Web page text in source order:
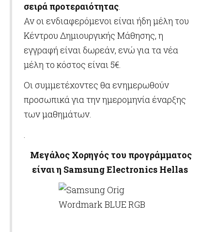
σειρά προτεραιότητας.
Αν οι ενδιαφερόμενοι είναι ήδη μέλη του
Κέντρου Δημιουργικής Μάθησης, η
εγγραφή είναι δωρεάν, ενώ για τα νέα
μέλη το κόστος είναι 5€.
Οι συμμετέχοντες θα ενημερωθούν
προσωπικά για την ημερομηνία έναρξης
των μαθημάτων.
.
Μεγάλος Χορηγός του προγράμματος
είναι η SamsungElectronics Hellas